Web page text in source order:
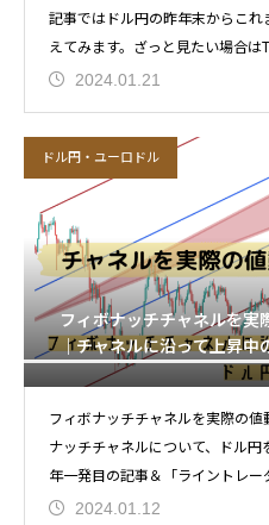
記事ではドル円の昨年末からこ
えてみます。ざっと見たい場合
2024.01.21
ドル円・ユーロドル
フィボナッチチャネルを実
｜チャネルに沿って上昇中
フィボナッチチャネルを実際の
ナッチチャネルについて、ドル
年一発目の記事＆「ライントレー
今
2024.01.12